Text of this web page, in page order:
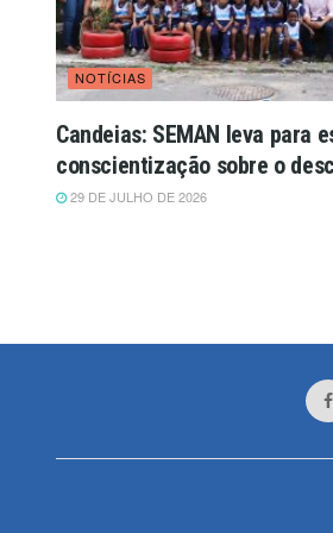
NOTÍCIAS
Candeias: SEMAN leva para
conscientização sobre o
29 DE JULHO DE 2026